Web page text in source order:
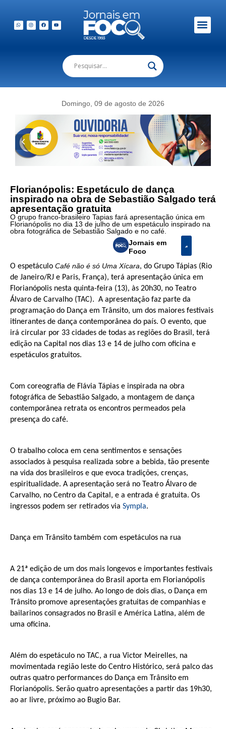
Domingo, 09 de agosto de 2026
Florianópolis: Espetáculo de dança
inspirado na obra de Sebastião Salgado terá
apresentação gratuita
O grupo franco-brasileiro Tapias fará apresentação única em
Florianópolis no dia 13 de julho de um espetáculo inspirado na
obra fotográfica de Sebastião Salgado e no café.
Jornais em
Foco
O espetáculo Café não é só Uma Xícara, do Grupo Tápias (Rio
de Janeiro/RJ e Paris, França), terá apresentação única em
Florianópolis nesta quinta-feira (13), às 20h30, no Teatro
Álvaro de Carvalho (TAC). A apresentação faz parte da
programação do Dança em Trânsito, um dos maiores festivais
itinerantes de dança contemporânea do país. O evento, que
irá circular por 33 cidades de todas as regiões do Brasil, terá
edição na Capital nos dias 13 e 14 de julho com oficina e
espetáculos gratuitos.
Com coreografia de Flávia Tápias e inspirada na obra
fotográfica de Sebastião Salgado, a montagem de dança
contemporânea retrata os encontros permeados pela
presença do café.
O trabalho coloca em cena sentimentos e sensações
associados à pesquisa realizada sobre a bebida, tão presente
na vida dos brasileiros e que evoca tradições, crenças,
espiritualidade. A apresentação será no Teatro Álvaro de
Carvalho, no Centro da Capital, e a entrada é gratuita. Os
ingressos podem ser retirados via Sympla.
Dança em Trânsito também com espetáculos na rua
A 21ª edição de um dos mais longevos e importantes festivais
de dança contemporânea do Brasil aporta em Florianópolis
nos dias 13 e 14 de julho. Ao longo de dois dias, o Dança em
Trânsito promove apresentações gratuitas de companhias e
bailarinos consagrados no Brasil e América Latina, além de
uma oficina.
Além do espetáculo no TAC, a rua Victor Meirelles, na
movimentada região leste do Centro Histórico, será palco das
outras quatro performances do Dança em Trânsito em
Florianópolis. Serão quatro apresentações a partir das 19h30,
ao ar livre, próximo ao Bugio Bar.